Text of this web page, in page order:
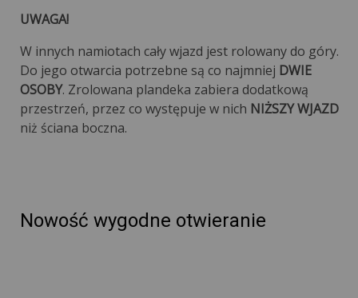
UWAGA!
W innych namiotach cały wjazd jest rolowany do góry.
Do jego otwarcia potrzebne są co najmniej DWIE
OSOBY. Zrolowana plandeka zabiera dodatkową
przestrzeń, przez co występuje w nich NIŻSZY WJAZD
niż ściana boczna.
Nowość wygodne otwieranie